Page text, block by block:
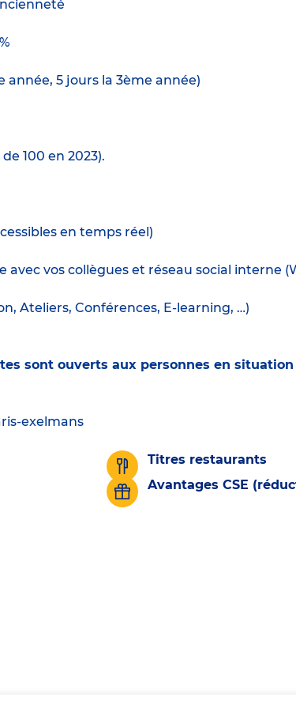
année, 5 jours la 3ème année)
100 en 2023).
en temps réel)
vos collègues et réseau social interne
Ateliers, Conférences, E-learning, …)
sont ouverts aux personnes en
exelmans
Titres restaurants
Avantages CSE